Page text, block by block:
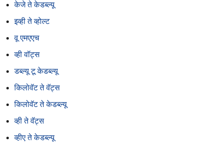
केजे ते केडब्ल्यू
इव्ही ते व्होल्ट
वू एमएएच
व्ही वॉट्स
डब्ल्यू टू केडब्ल्यू
किलोवॅट ते वॅट्स
किलोवॅट ते केडब्ल्यू
व्ही ते वॅट्स
व्हीए ते केडब्ल्यू